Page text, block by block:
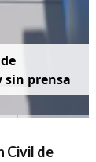
de
sin prensa
Civil de